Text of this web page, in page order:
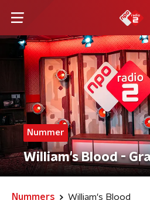
Nummer
William's Blood -
Nummers William's Blood